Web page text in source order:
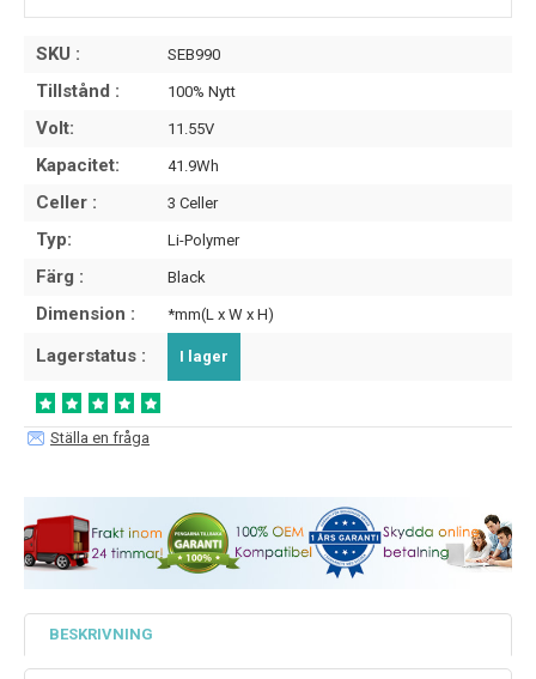
SKU : SEB990
Tillstånd : 100% Nytt
Volt: 11.55V
Kapacitet: 41.9Wh
Celler : 3 Celler
Typ: Li-Polymer
Färg : Black
Dimension : *mm(L x W x H)
Lagerstatus : I lager
Ställa en fråga
BESKRIVNING